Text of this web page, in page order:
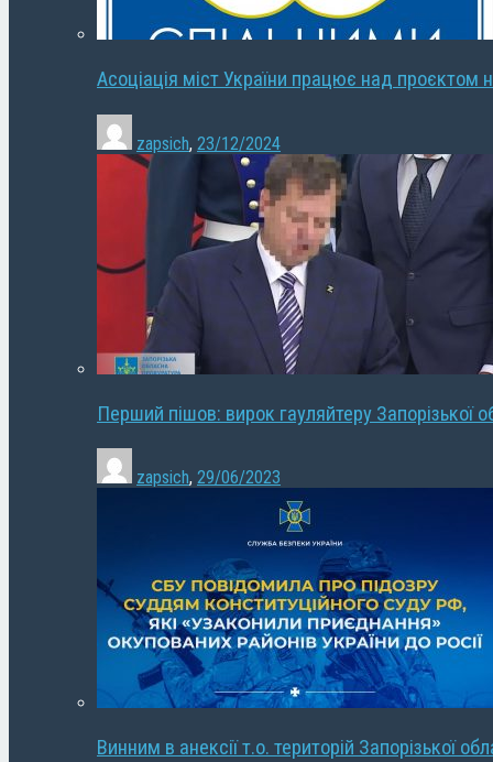
Асоціація міст України працює над проєктом
zapsich, 23/12/2024
Перший пішов: вирок гауляйтеру Запорізької
zapsich, 29/06/2023
Винним в анексії т.о. територій Запорізької